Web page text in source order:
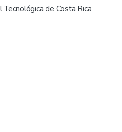
Tecnológica de Costa Rica